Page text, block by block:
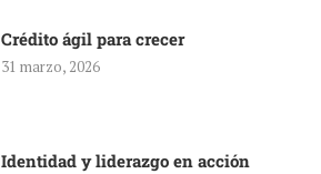
Crédito ágil para crecer
31 marzo, 2026
Identidad y liderazgo en acción